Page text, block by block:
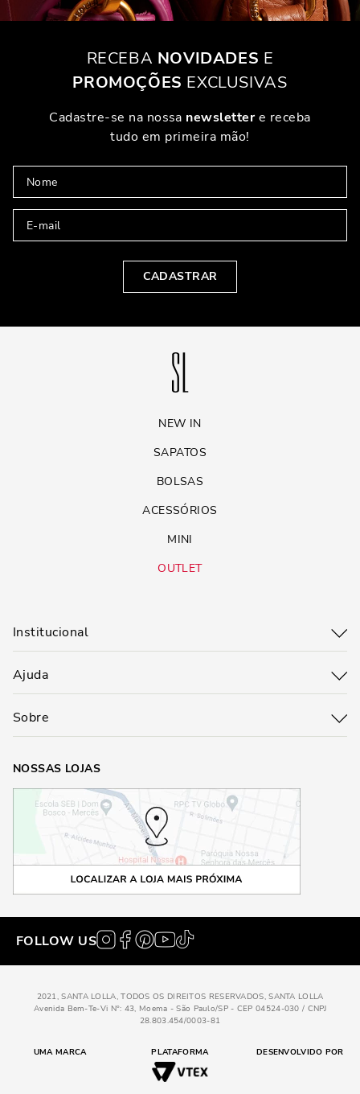
RECEBA NOVIDADES E
PROMOÇÕES EXCLUSIVAS
Cadastre-se na nossa newslettere receba
tudo em primeira mão!
CADASTRAR
NEW IN
SAPATOS
BOLSAS
ACESSÓRIOS
MINI
OUTLET
Institucional
Ajuda
Sobre
NOSSAS LOJAS
FOLLOW US
2021, SANTA LOLLA, TODOS OS DIREITOS RESERVADOS, SANTA LOLLA
Avenida Bem-Te-Vi N°: 43, Moema - São Paulo/SP - CEP 04524-030 / CNPJ
28.803.454/0003-81
UMA MARCA PLATAFORMA DESENVOLVIDO POR